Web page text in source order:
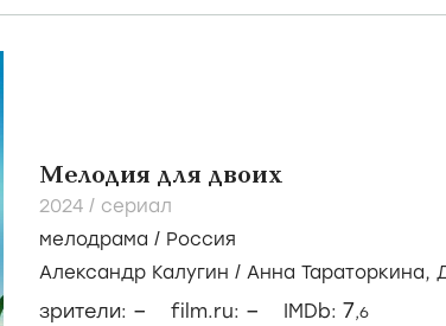
Мелодия для двоих
2024 / сериал
мелодрама / Россия
Александр Калугин / Анна Тараторкина,
зрители: – film.ru: – IMDb: 7,6